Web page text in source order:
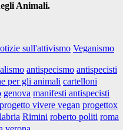
Animali.
sull'attivismo Veganismo
antispecismo antispecisti
per gli animali cartelloni
genova manifesti antispecisti
progetto vivere vegan progettox
Rimini roberto politi roma